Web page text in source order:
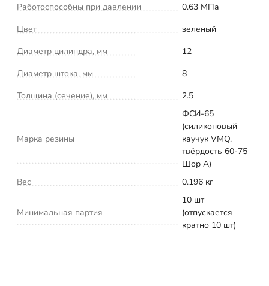
Работоспособны при давлении
0.63 МПа
Цвет
зеленый
Диаметр цилиндра, мм
12
Диаметр штока, мм
8
Толщина (сечение), мм
2.5
Марка резины
ФСИ-65
(силиконовый
каучук VMQ,
твёрдость 60-75
Шор А)
Вес
0.196 кг
Минимальная партия
10 шт
(отпускается
кратно 10 шт)